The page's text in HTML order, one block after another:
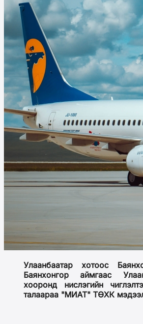
Улаанбаатар хотоос
Баянхонгор аймгаас
хооронд нислэгийн
талаараа "МИАТ" ТӨХК